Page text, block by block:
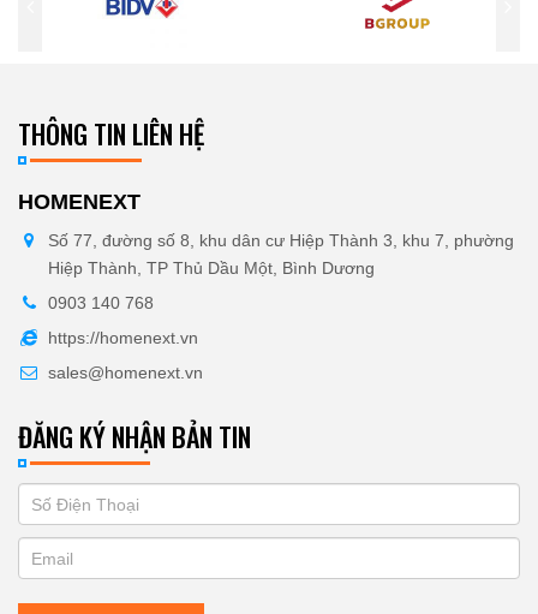
THÔNG TIN LIÊN HỆ
HOMENEXT
Số 77, đường số 8, khu dân cư Hiệp Thành 3, khu 7, phường
Hiệp Thành, TP Thủ Dầu Một, Bình Dương
0903 140 768
https://homenext.vn
sales@homenext.vn
ĐĂNG KÝ NHẬN BẢN TIN
ĐĂNG
KÝ
NHẬN
you
are
human,
leave